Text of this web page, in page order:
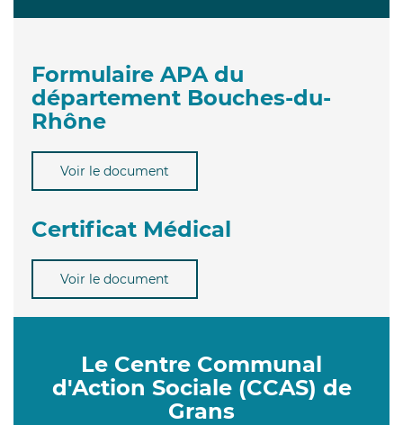
Formulaire APA du
département Bouches-du-
Rhône
Voir le document
Certificat Médical
Voir le document
Le Centre Communal
d'Action Sociale (CCAS) de
Grans